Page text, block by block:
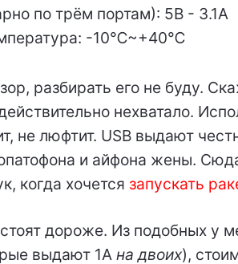
по трём портам): 5В - 3.1A
-10℃~+40℃
разбирать его не буду.
нехватало.
не люфтит. USB выдают
и айфона жены.
когда хочется запускать
дороже. Из подобных у
выдают 1А на двоих),